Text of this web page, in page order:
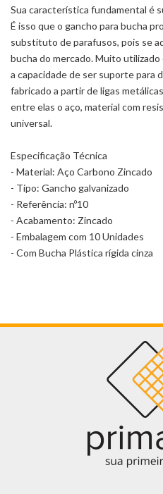
Sua característica fundamental é
É isso que o gancho para bucha
substituto de parafusos, pois se
bucha do mercado. Muito
a capacidade de ser suporte para
fabricado a partir de ligas
entre elas o aço, material com
universal.
Especificação Técnica
- Material: Aço Carbono Zincado
- Tipo: Gancho galvanizado
- Referência: nº10
- Acabamento: Zincado
- Embalagem com 10 Unidades
- Com Bucha Plástica rígida cinza